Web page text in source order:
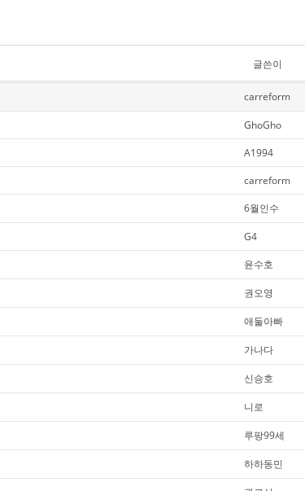
글쓴이
carreform
GhoGho
A1994
carreform
6월인수
G4
윤수호
권오영
애둘아빠
가나다
신승호
니로
루팡99세
하하동민